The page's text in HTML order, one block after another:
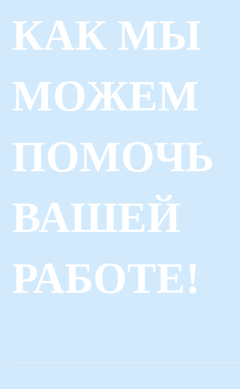
КАК МЫ
МОЖЕМ
ПОМОЧЬ
ВАШЕЙ
РАБОТЕ!